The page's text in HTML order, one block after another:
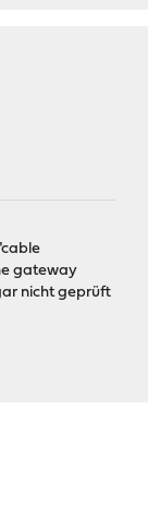
gateway
nicht geprüft